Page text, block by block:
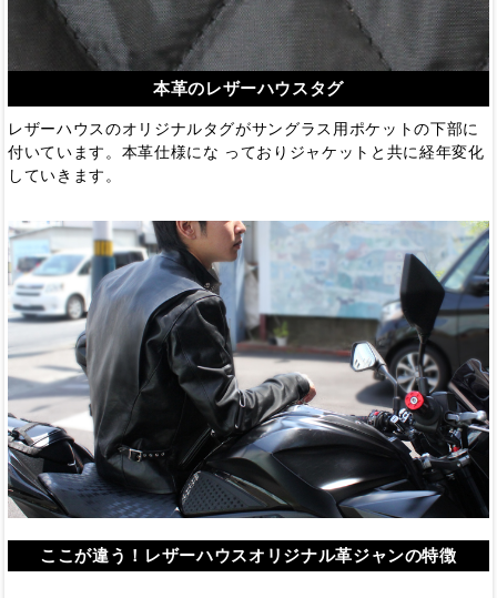
本革のレザーハウスタグ
レザーハウスのオリジナルタグがサングラス用ポケットの下部に
付いています。本革仕様にな っておりジャケットと共に経年変化
していきます。
ここが違う！レザーハウスオリジナル革ジャンの特徴